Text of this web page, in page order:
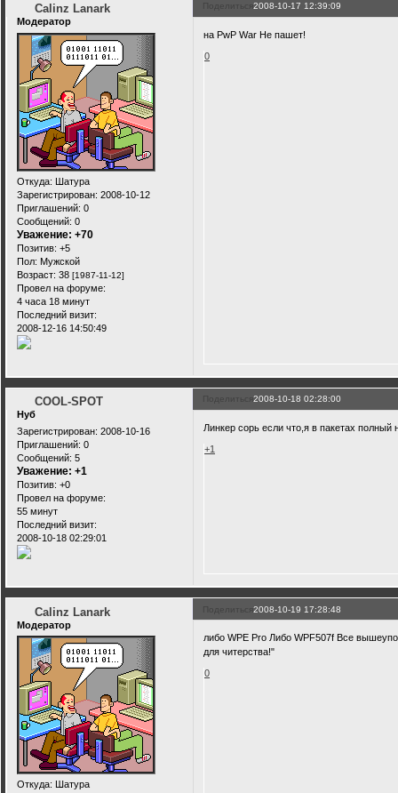
Поделиться2008-10-17 12:39:09
Calinz Lanark
Модератор
Откуда: Шатура
Зарегистрирован: 2008-10-12
Приглашений: 0
Сообщений: 0
Уважение: +70
Позитив: +5
Пол: Мужской
Возраст: 38 [1987-11-12]
Провел на форуме:
4 часа 18 минут
Последний визит:
2008-12-16 14:50:49
на PwP War Не пашет!
0
Поделиться2008-10-18 02:28:00
COOL-SPOT
Нуб
Зарегистрирован: 2008-10-16
Приглашений: 0
Сообщений: 5
Уважение: +1
Позитив: +0
Провел на форуме:
55 минут
Последний визит:
2008-10-18 02:29:01
Линкер сорь если что,я в пакетах полный
+1
Поделиться2008-10-19 17:28:48
Calinz Lanark
Модератор
Откуда: Шатура
либо WPE Pro Либо WPF507f Все
для читерства!"
0